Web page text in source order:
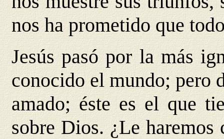
nos ha prometido que
Jesús pasó por la más
conocido el mundo; pero
amado; éste es el que
sobre Dios. ¿Le haremos